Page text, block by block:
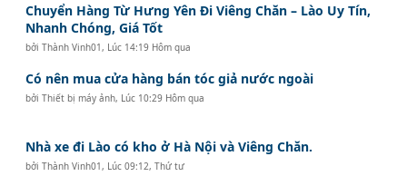
Chuyển Hàng Từ Hưng Yên Đi Viêng Chăn – Lào Uy Tín,
Nhanh Chóng, Giá Tốt
bởiThành Vinh01 , Lúc 14:19 Hôm qua
Có nên mua cửa hàng bán tóc giả nước ngoài
bởiThiết bị máy ảnh, Lúc 10:29 Hôm qua
Nhà xe đi Lào có kho ở Hà Nội và Viêng Chăn.
bởiThành Vinh01 , Lúc 09:12, Thứ tư